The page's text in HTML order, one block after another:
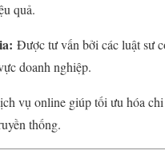
quả.
Được tư vấn bởi các luật sư
doanh nghiệp.
vụ online giúp tối ưu hóa
thống.